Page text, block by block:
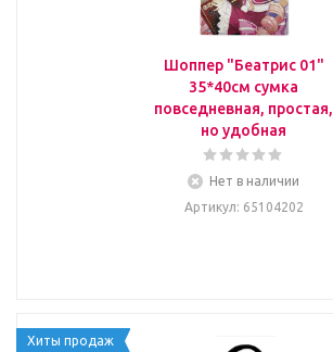
Шоппер "Беатрис 01"
35*40см сумка
повседневная, простая,
но удобная
Нет в наличии
Артикул: 65104202
Хиты продаж